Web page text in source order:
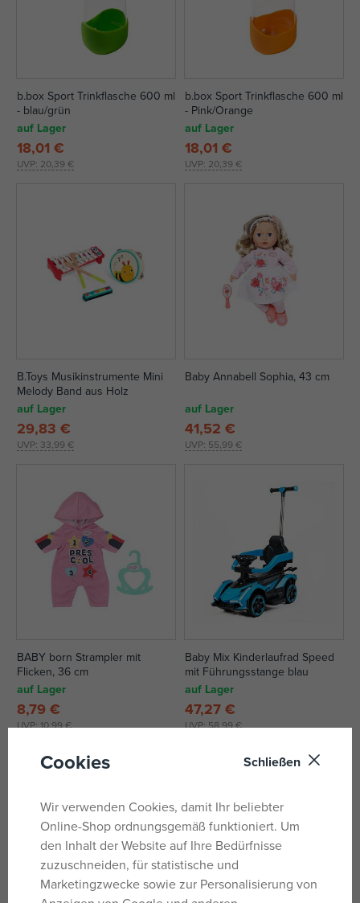
b.box Sport Trinkflasche 600 ml
- blau/grün
auf Lager
UVP: 20,39 €
18,01 €
b.box Sport Trinkflasche 600 ml
- Pink/Orange
auf Lager
UVP: 20,39 €
18,01 €
B.Toys Musikinstrumente Mini
Melody Band aus Holz
auf Lager
UVP: 33,99 €
29,83 €
Baby Annabell Sophia, 43 cm
auf Lager
UVP: 55,99 €
41,52 €
BABY born Strampler mit
Flicken, 36 cm
auf Lager
UVP:10,99 €
8,79 €
Baby Mix Kinderlaufrad Speed
mit Führungsstange blau
auf Lager
UVP:58,99 €
47,27 €
Cookies Schließen
Wir verwenden Cookies, damit Ihr beliebter
Online-Shop ordnungsgemäß funktioniert. Um
den Inhalt der Website auf Ihre Bedürfnisse
zuzuschneiden, für statistische und
Marketingzwecke sowie zur Personalisierung von